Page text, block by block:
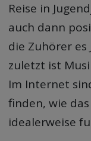
Reise in
auch dann
die Zuhörer es
zuletzt ist
Im Internet
finden, wie
idealerweise